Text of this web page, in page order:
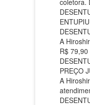
coletora.
A
R$
PREÇO
A